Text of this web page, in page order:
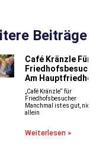
Beiträge
Café Kränzle Für
Friedhofsbesucher
Am Hauptfriedhof
„Café Kränzle“ für
Friedhofsbesucher
Manchmal ist es gut, nicht
allein
Weiterlesen »